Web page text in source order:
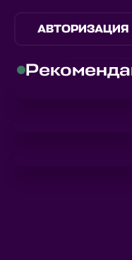
АВТОРИЗАЦИЯ